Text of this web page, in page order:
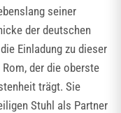
seiner
der deutschen
Einladung zu dieser
der die oberste
trägt. Sie
Stuhl als Partner